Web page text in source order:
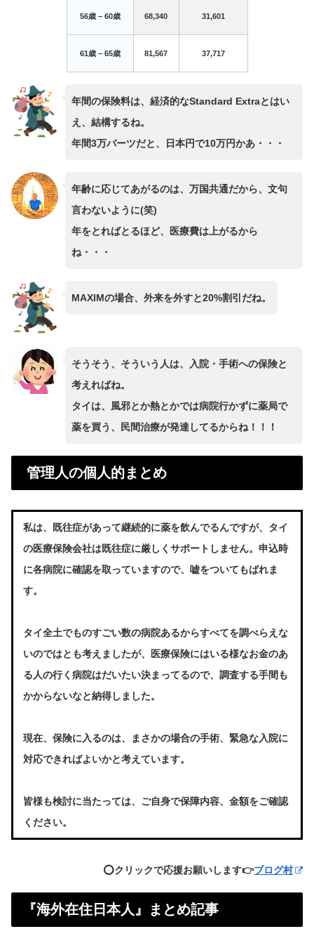
56歳 – 60歳 68,340 31,601
61歳 – 65歳 81,567 37,717
年間の保険料は、経済的なStandard Extraとはい
え、結構するね。
年間3万バーツだと、日本円で10万円かあ・・・
年齢に応じてあがるのは、万国共通だから、文句
言わないように(笑)
年をとればとるほど、医療費は上がるから
ね・・・
MAXIMの場合、外来を外すと20%割引だね。
そうそう、そういう人は、入院・手術への保険と
考えればね。
タイは、風邪とか熱とかでは病院行かずに薬局で
薬を買う、民間治療が発達してるからね！！！
管理人の個人的まとめ
私は、既往症があって継続的に薬を飲んでるんですが、タイ
の医療保険会社は既往症に厳しくサポートしません。申込時
に各病院に確認を取っていますので、嘘をついてもばれま
す。
タイ全土でものすごい数の病院あるからすべてを調べらえな
いのではとも考えましたが、医療保険にはいる様なお金のあ
る人の行く病院はだいたい決まってるので、調査する手間も
かからないなと納得しました。
現在、保険に入るのは、まさかの場合の手術、緊急な入院に
対応できればよいかと考えています。
皆様も検討に当たっては、ご自身で保障内容、金額をご確認
ください。
⭕️クリックで応援お願いします👉ブログ村
『海外在住日本人』まとめ記事